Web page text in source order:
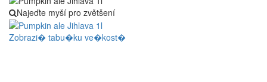
Najeďte myší pro zvětšení
Zobrazi� tabu�ku ve�kost�